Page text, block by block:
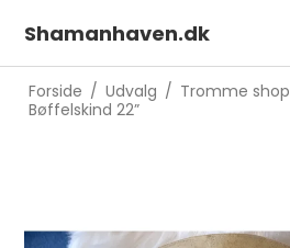
Shamanhaven.dk
Forside / Udvalg / Tromme shop
Bøffelskind 22”